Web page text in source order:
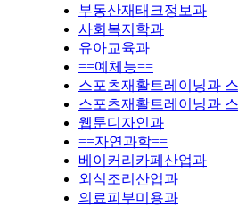
부동산재태크정보과
사회복지학과
유아교육과
==예체능==
스포츠재활트레이닝과
스포츠재활트레이닝과
웹툰디자인과
==자연과학==
베이커리카페산업과
외식조리산업과
의료피부미용과